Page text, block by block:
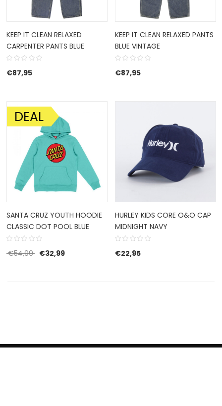
KEEP IT CLEAN RELAXED
CARPENTER PANTS BLUE
€87,95
KEEP IT CLEAN RELAXED PANTS
BLUE VINTAGE
€87,95
AANBIEDING!
DEAL
SANTA CRUZ YOUTH HOODIE
CLASSIC DOT POOL BLUE
€54,99 Oorspronkelijke prijs was: €54,99.
€32,99Huidige prijs is: €32,99.
HURLEY KIDS CORE O&O CAP
MIDNIGHT NAVY
€22,95